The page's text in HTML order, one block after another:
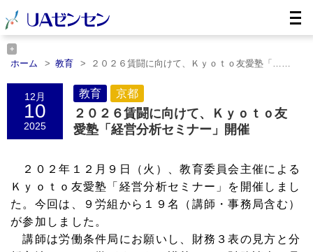
ホーム 教育
２０２６賃闘に向けて、Ｋｙｏｔｏ友愛塾「……
12月
10
2025
教育 京都
２０２６賃闘に向けて、Ｋｙｏｔｏ友
愛塾「経営分析セミナー」開催
２０２年１２月９日（火）、教育委員会主催による
Ｋｙｏｔｏ友愛塾「経営分析セミナー」を開催しまし
た。今回は、９労組から１９名（講師・事務局含む）
が参加しました。
講師は労働条件局にお願いし、財務３表の見方と分